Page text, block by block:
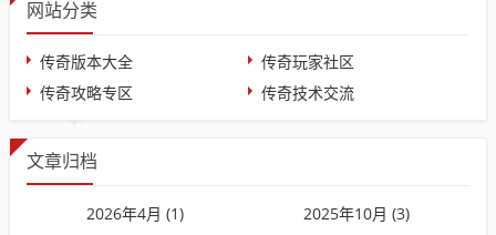
网站分类
传奇版本大全
传奇玩家社区
传奇攻略专区
传奇技术交流
文章归档
2026年4月 (1)
2025年10月 (3)